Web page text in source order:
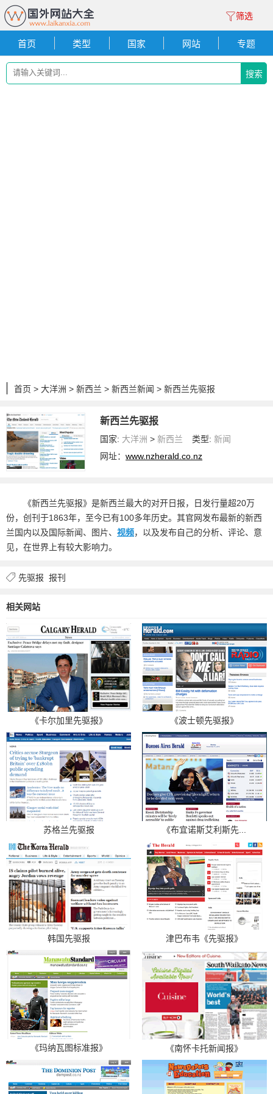
筛选
首页 类型 国家 网站 专题
搜索
首页 > 大洋洲 > 新西兰 > 新西兰新闻 > 新西兰先驱报
新西兰先驱报
国家: 大洋洲 >新西兰 类型: 新闻
网址：www.nzherald.co.nz
《新西兰先驱报》是新西兰最大的对开日报，日发行量超20万
份，创刊于1863年，至今已有100多年历史。其官网发布最新的新西
兰国内以及国际新闻、图片、 视频，以及发布自己的分析、评论、意
见，在世界上有较大影响力。
先驱报 报刊
相关网站
《卡尔加里先驱报》 《波士顿先驱报》
苏格兰先驱报 《布宜诺斯艾利斯先...
韩国先驱报 津巴布韦《先驱报》
《玛纳瓦图标准报》 《南怀卡托新闻报》